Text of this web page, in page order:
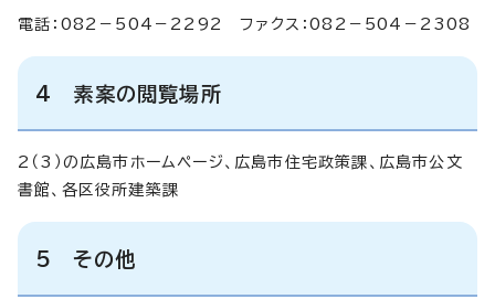
電話：082－504－2292 ファクス：082－504－2308
4 素案の閲覧場所
2（3）の広島市ホームページ、広島市住宅政策課、広島市公文
書館、各区役所建築課
5 その他